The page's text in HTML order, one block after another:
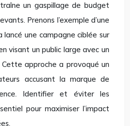
un gaspillage de budget
Prenons l’exemple d’une
lancé une campagne ciblée sur
visant un public large avec un
approche a provoqué un
accusant la marque de
Identifier et éviter les
pour maximiser l’impact